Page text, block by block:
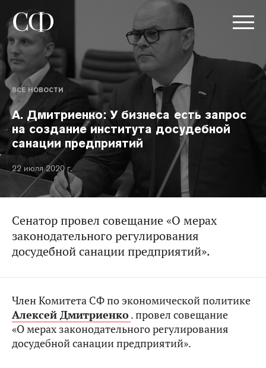
ВСЕ НОВОСТИ
А. Дмитриенко: У бизнеса есть запрос
на создание института досудебной
санации предприятий
22 июля 2020 г.
Сенатор провел совещание «О мерах
законодательного регулирования
досудебной санации предприятий».
Член Комитета СФ по экономической политике
Алексей Дмитриенко. провел совещание
«О мерах законодательного регулирования
досудебной санации предприятий».